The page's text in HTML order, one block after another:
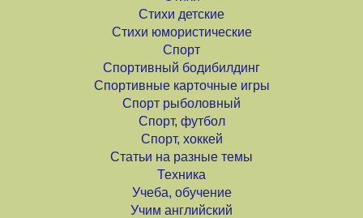
Стихи детские
Стихи юмористические
Спорт
Спортивный бодибилдинг
Спортивные карточные игры
Спорт рыболовный
Спорт, футбол
Спорт, хоккей
Статьи на разные темы
Техника
Учеба, обучение
Учим английский